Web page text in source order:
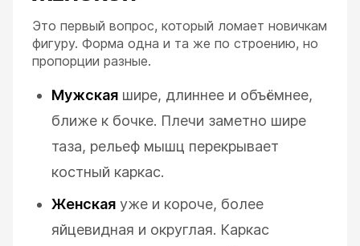
Это первый вопрос, который ломает новичкам
фигуру. Форма одна и та же по строению, но
пропорции разные.
Мужская шире, длиннее и объёмнее,
ближе к бочке. Плечи заметно шире
таза, рельеф мышц перекрывает
костный каркас.
Женская уже и короче, более
яйцевидная и округлая. Каркас